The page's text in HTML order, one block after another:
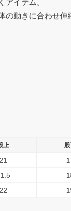
アイテム。
動きに合わせ伸
上
21
22